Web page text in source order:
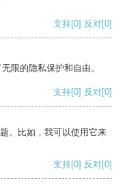
支持[0] 反对[0]
限的隐私保护和自由。
支持[0] 反对[0]
。比如，我可以使用它来
支持[0] 反对[0]